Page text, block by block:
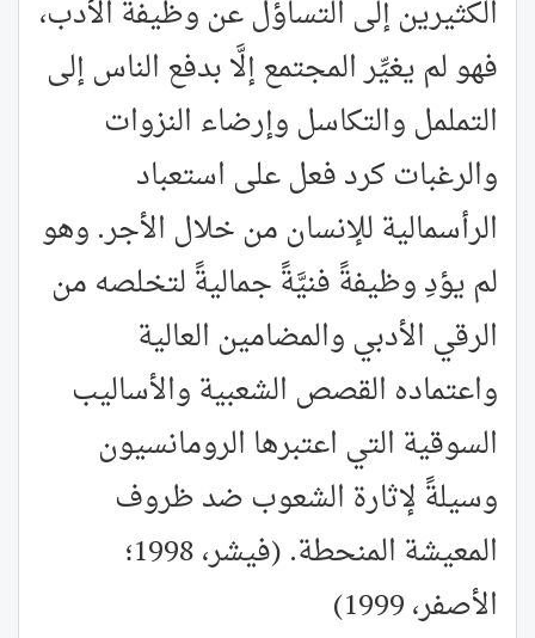
الكثيرين إلى التساؤل عن وظيفة الأدب،
فهو لم يغيِّر المجتمع إلَّا بدفع الناس إلى
التململ والتكاسل وإرضاء النزوات
والرغبات كرد فعل على استعباد
الرأسمالية للإنسان من خلال الأجر. وهو
لم يؤدِ وظيفةً فنيَّةً جماليةً لتخلصه من
الرقي الأدبي والمضامين العالية
واعتماده القصص الشعبية والأساليب
السوقية التي اعتبرها الرومانسيون
وسيلةً لإثارة الشعوب ضد ظروف
المعيشة المنحطة. (فيشر، 1998؛
الأصفر، 1999)